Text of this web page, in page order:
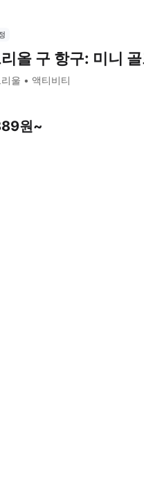
올 구 항구: 미니
울 액티비티
원~